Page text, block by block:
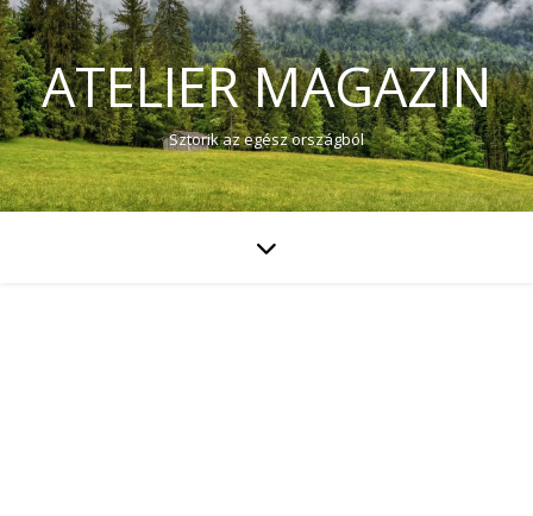
ATELIER MAGAZIN
Sztorik az egész országból